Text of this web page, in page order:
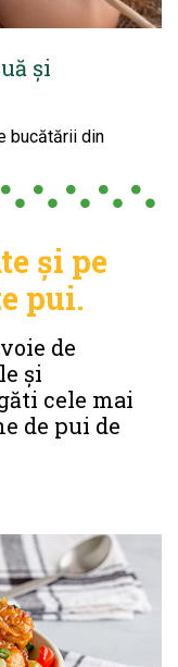
și
bucătării din
și pe
pui.
de
și
cele mai
de pui de